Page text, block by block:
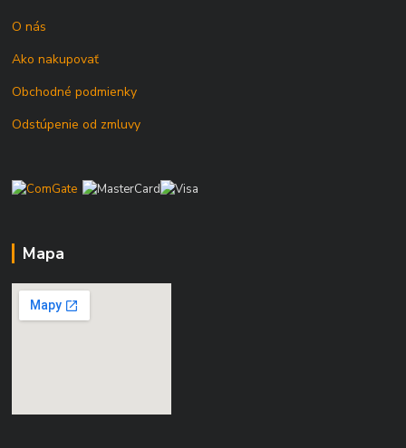
O nás
Ako nakupovať
Obchodné podmienky
Odstúpenie od zmluvy
Mapa